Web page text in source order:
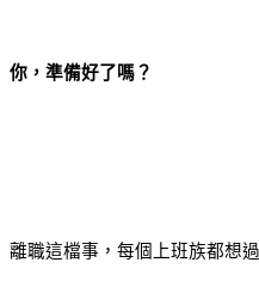
你，準備好了嗎？
離職這檔事，每個上班族都想